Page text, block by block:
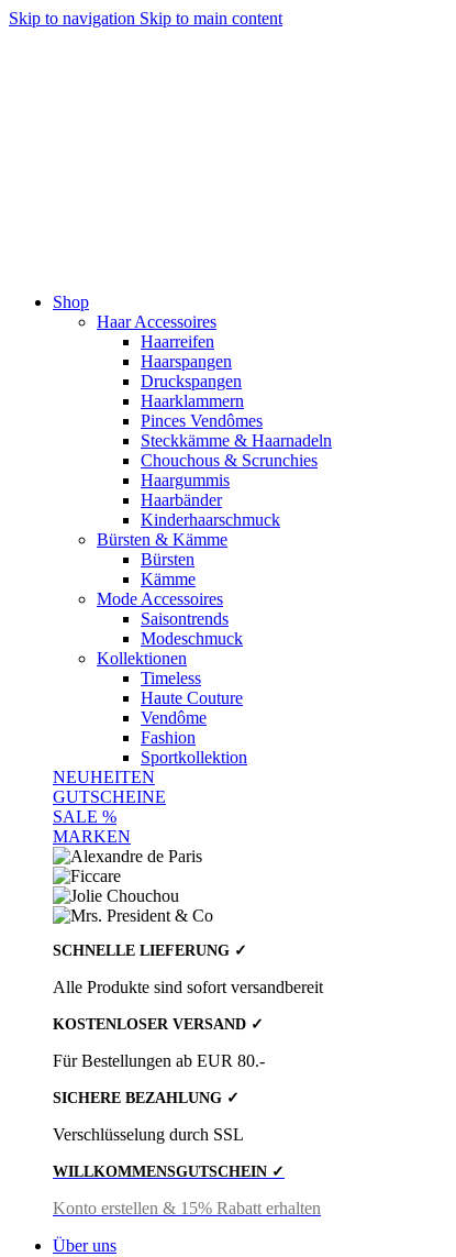
Skip to navigation Skip to main content
Shop
Haar Accessoires
Haarreifen
Haarspangen
Druckspangen
Haarklammern
Pinces Vendômes
Steckkämme & Haarnadeln
Chouchous & Scrunchies
Haargummis
Haarbänder
Kinderhaarschmuck
Bürsten & Kämme
Bürsten
Kämme
Mode Accessoires
Saisontrends
Modeschmuck
Kollektionen
Timeless
Haute Couture
Vendôme
Fashion
Sportkollektion
NEUHEITEN
GUTSCHEINE
SALE %
MARKEN
SCHNELLE LIEFERUNG ✓
Alle Produkte sind sofort versandbereit
KOSTENLOSER VERSAND ✓
Für Bestellungen ab EUR 80.-
SICHERE BEZAHLUNG ✓
Verschlüsselung durch SSL
WILLKOMMENSGUTSCHEIN ✓
Konto erstellen & 15% Rabatt erhalten
Über uns